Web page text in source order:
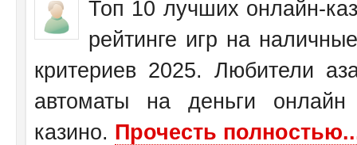
Топ 10 лучших онлайн-
рейтинге игр на
критериев 2025. Любители
автоматы на деньги
казино. Прочесть